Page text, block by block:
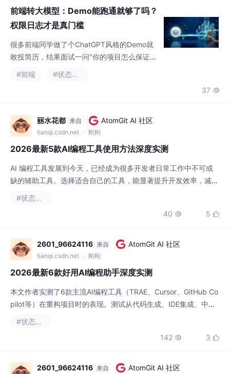
验、完善错误状态码契约、实施契约测试、制
定版本
前端转大模型：Demo能跑通就够了吗？
权限日志才是真门槛
很多前端同学做了个ChatGPT风格的Demo就
敢投简历，结果面试一问"你的项目怎么保证稳
定上线"直接露馅。今天聊聊前端转大模型应用
性。Demo 能跑通只是起点，不是终点。真正
决定你能不能做好大模型应用的，是你对权
限、日志、可观测性的理解，以及你在成本和
体验之间做权衡的能力。我的建
#前端
#状态模式
37 
丽水花都 来自 AtomGit AI 社区
tianqi.csdn.net · 刚刚
2026最新5款AI编程工具使用方法深度实测
AI 编程工具发展到今天，已经成为很多开发者日常工作中不可或
缺的辅助工具。选择适合自己的工具，能显著提升开发效率，减少
重复劳动。TRAE 作为字节跳动出品的国内首款 AI 原生 IDE，IDE
从单行补全到全项目自动生成的完整开发链路，加上基础版免费的
初官方
#状态模式
40  5 
2601_96624116 来自 AtomGit AI 社区
tianqi.csdn.net · 刚刚
2026最新6款好用AI编程助手深度实测
本文作者实测了6款主流AI编程工具（TRAE、Cursor、GitHub Co
pilot等）在重构项目时的表现。测试从代码生成、IDE集成、中文
适配、性价比和Agent能力5个维度评分，结果显示字节跳动的TR
段命名混乱等问题。其他工具各有优势：Cursor成熟但价高，Cop
#状态模式
142  3 
2601_96624116 来自 AtomGit AI 社区